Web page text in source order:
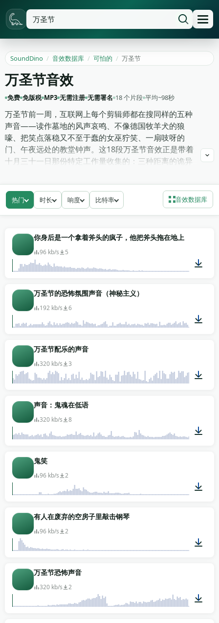
SoundDino / 音效数据库 / 可怕的 / 万圣节
万圣节音效
免费 免版税 MP3 无需注册 无需署名 18 个片段 平均~98秒
万圣节前一周，互联网上每个剪辑师都在搜同样的五种
声音——读作墓地的风声哀鸣、不像德国牧羊犬的狼
嚎、把笑点落稳又不至于蠢的女巫狞笑、一扇吱呀的
门、午夜远处的教堂钟声。这18段万圣节音效正是带着
十月三十一日那份特定工作量收集的：三种距离的诡异
为恐惧那一端低低铺入的恶魔轻笑，以及为跳吓剪辑量
好尺寸的短促惊吓stinger。
鬼屋游乐设施loop那些长长的环境声床，因为它们在戏
和TikTok剪辑调用更短的狞笑和鬼魂哀号——它们给剪
辑加标点而无需淡出。在家布置闹鬼场景的派对主人则
抓取适合投影、能垫在投影视频之下的音轨。整套免费
下载，无需注册或署名——校园舞会和长片预告片享有
热门 时长 响度 比特率 音效数据库
你身后是一个拿着斧头的疯子，他把斧头拖在地上
96 kb/s 5
万圣节的恐怖氛围声音（神秘主义）
192 kb/s 6
万圣节配乐的声音
320 kb/s 3
声音：鬼魂在低语
320 kb/s 8
鬼笑
96 kb/s 2
有人在废弃的空房子里敲击钢琴
96 kb/s 2
万圣节恐怖声音
320 kb/s 2